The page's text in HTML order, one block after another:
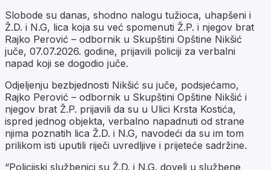
Slobode su danas, shodno nalogu tužioca, uhapšeni i
Ž.D. i N.G, lica koja su već spomenuti Ž.P. i njegov brat
Rajko Perović – odbornik u Skupštini Opštine Nikšić
juče, 07.07.2026. godine, prijavili policiji za verbalni
napad koji se dogodio juče.
Odjeljenju bezbjednosti Nikšić su juče, podsjećamo,
Rajko Perović – odbornik u Skupštini Opštine Nikšić i
njegov brat Ž.P. prijavili da su u Ulici Krsta Kostića,
ispred jednog objekta, verbalno napadnuti od strane
njima poznatih lica Ž.D. i N.G, navodeći da su im tom
prilikom isti uputili riječi uvredljive i prijeteće sadržine.
“Policijski službenici su Ž.D. i N.G. doveli u službene